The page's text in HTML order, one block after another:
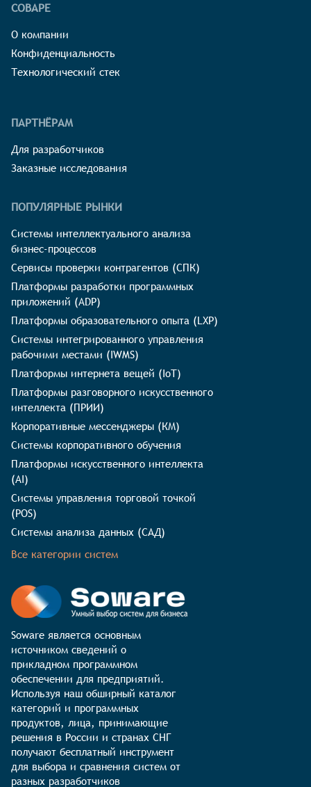
СОВАРЕ
О компании
Конфиденциальность
Технологический стек
ПАРТНЁРАМ
Для разработчиков
Заказные исследования
ПОПУЛЯРНЫЕ РЫНКИ
Системы интеллектуального анализа
бизнес-процессов
Сервисы проверки контрагентов (СПК)
Платформы разработки программных
приложений (ADP)
Платформы образовательного опыта (LXP)
Системы интегрированного управления
рабочими местами (IWMS)
Платформы интернета вещей (IoT)
Платформы разговорного искусственного
интеллекта (ПРИИ)
Корпоративные мессенджеры (КМ)
Системы корпоративного обучения
Платформы искусственного интеллекта
(AI)
Системы управления торговой точкой
(POS)
Системы анализа данных (САД)
Все категории систем
Soware является основным
источником сведений о
прикладном программном
обеспечении для предприятий.
Используя наш обширный каталог
категорий и программных
продуктов, лица, принимающие
решения в России и странах СНГ
получают бесплатный инструмент
для выбора и сравнения систем от
разных разработчиков